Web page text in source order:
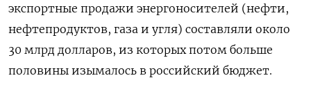
экспортные продажи энергоносителей (нефти,
нефтепродуктов, газа и угля) составляли около
30 млрд долларов, из которых потом больше
половины изымалось в российский бюджет.